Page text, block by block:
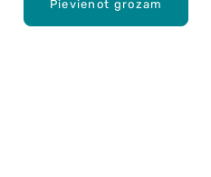
Pievienot grozam